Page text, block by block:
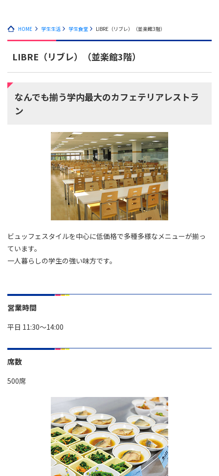
HOME 学生生活 学生食堂 LIBRE（リブレ）（並楽館3階）
LIBRE（リブレ）（並楽館3階）
なんでも揃う学内最大のカフェテリアレストラ
ン
ビュッフェスタイルを中心に低価格で多種多様なメニューが揃っ
ています。
一人暮らしの学生の強い味方です。
営業時間
平日 11:30～14:00
席数
500席